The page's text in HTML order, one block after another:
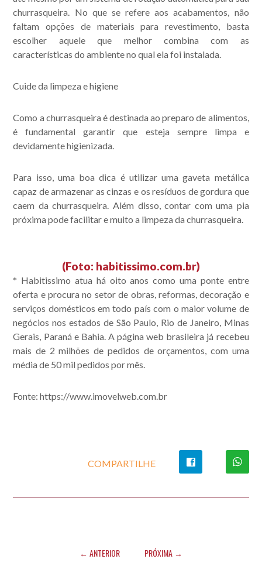
churrasqueira. No que se refere aos acabamentos, não
faltam opções de materiais para revestimento, basta
escolher aquele que melhor combina com as
características do ambiente no qual ela foi instalada.
Cuide da limpeza e higiene
Como a churrasqueira é destinada ao preparo de alimentos,
é fundamental garantir que esteja sempre limpa e
devidamente higienizada.
Para isso, uma boa dica é utilizar uma gaveta metálica
capaz de armazenar as cinzas e os resíduos de gordura que
caem da churrasqueira. Além disso, contar com uma pia
próxima pode facilitar e muito a limpeza da churrasqueira.
(Foto: habitissimo.com.br)
* Habitissimo atua há oito anos como uma ponte entre
oferta e procura no setor de obras, reformas, decoração e
serviços domésticos em todo país com o maior volume de
negócios nos estados de São Paulo, Rio de Janeiro, Minas
Gerais, Paraná e Bahia. A página web brasileira já recebeu
mais de 2 milhões de pedidos de orçamentos, com uma
média de 50 mil pedidos por mês.
Fonte: https://www.imovelweb.com.br
COMPARTILHE
← ANTERIOR PRÓXIMA →